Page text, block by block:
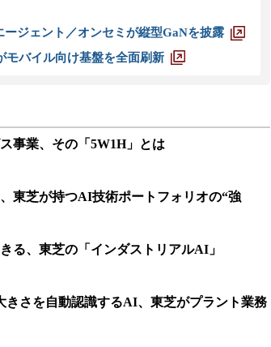
ジェント／オンセミが縦型GaNを披露
バイル向け基盤を全面刷新
事業、その「5W1H」とは
東芝が持つAI技術ポートフォリオの“強
る、東芝の「インダストリアルAI」
きさを自動認識するAI、東芝がプラント業務